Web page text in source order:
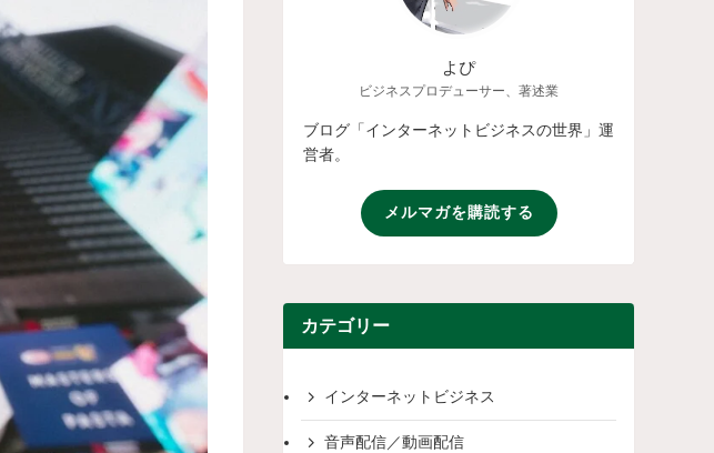
よぴ
ビジネスプロデューサー、著述業
ブログ「インターネットビジネスの世界」運
営者。
メルマガを購読する
カテゴリー
インターネットビジネス
音声配信／動画配信